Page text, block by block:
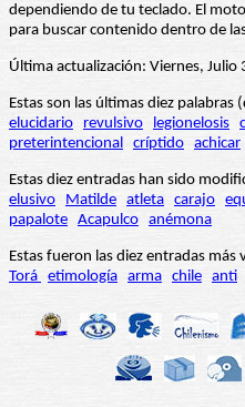
dependiendo de tu teclado. El
para buscar contenido dentro de
Última actualización: Viernes, Julio
Estas son las últimas diez
elucidario
revulsivo legionelosis
preterintencional
críptido achicar
Estas diez entradas han sido
elusivo
Matilde atleta carajo
papalote Acapulco anémona
Estas fueron las diez entradas más
Torá etimología arma chile anti